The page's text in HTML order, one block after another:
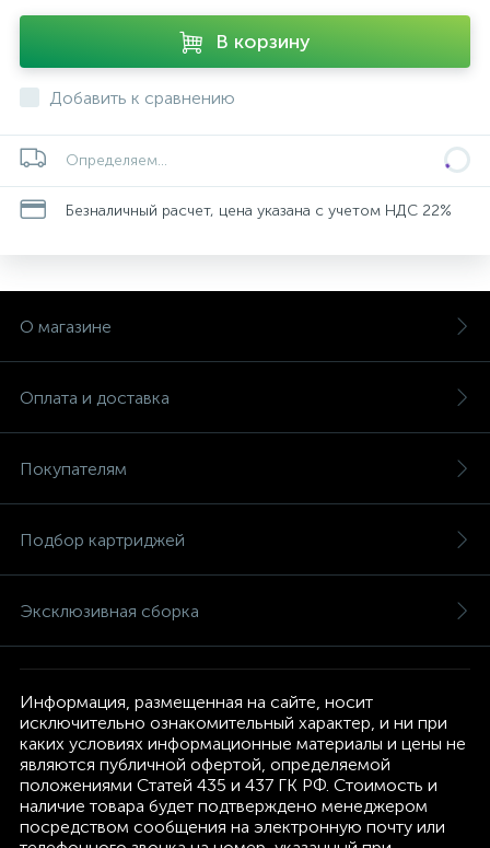
В корзину
Добавить к сравнению
Определяем...
Безналичный расчет, цена указана с учетом НДС 22%
О магазине
Оплата и доставка
Покупателям
Подбор картриджей
Эксклюзивная сборка
Информация, размещенная на сайте, носит
исключительно ознакомительный характер, и ни при
каких условиях информационные материалы и цены не
являются публичной офертой, определяемой
положениями Статей 435 и 437 ГК РФ. Стоимость и
наличие товара будет подтверждено менеджером
посредством сообщения на электронную почту или